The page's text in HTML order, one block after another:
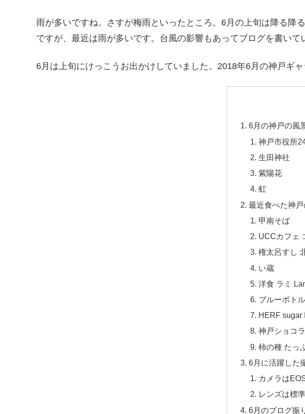
雨が多いですね。さすが梅雨といったところ。6月の上旬は降る降
ですが、最近は雨が多いです。台風の影響もあってブログを書いて
6月は上旬にけっこうお出かけしていました。2018年6月の神戸ギ
6月の神戸の風
神戸市役所
生田神社
紫陽花
虹
最近食べた神
甲南そば
UCCカフェ
権太呂すし
い蔵
洋食 ラミ
ブルーボト
HERF sugar
神戸ショコラ
柿の種 たっ
6月に活躍した
カメラは
レンズは標
6月のブログ振